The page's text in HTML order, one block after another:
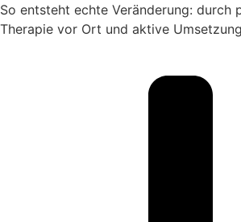
So entsteht echte Veränderung: durch
Therapie vor Ort und aktive